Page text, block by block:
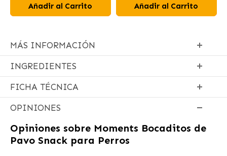
Añadir al Carrito Añadir al Carrito
MÁS INFORMACIÓN
INGREDIENTES
FICHA TÉCNICA
OPINIONES
Opiniones sobre Moments Bocaditos de
Pavo Snack para Perros